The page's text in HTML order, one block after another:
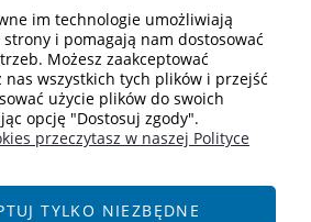
Moje konto
Informacje
im technologie umożliwiają
i pomagają nam dostosować
Możesz zaakceptować
wszystkich tych plików i przejść
użycie plików do swoich
opcję "Dostosuj zgody".
przeczytasz w naszej Polityce
TYLKO NIEZBĘDNE